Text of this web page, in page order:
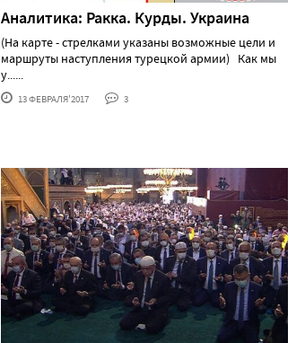
Аналитика: Ракка. Курды. Украина
(На карте - стрелками указаны возможные цели и
маршруты наступления турецкой армии) Как мы
у......
13 ФЕВРАЛЯ'2017 3